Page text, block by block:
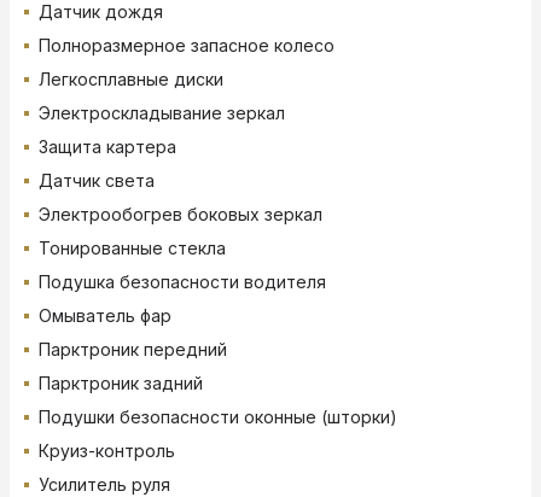
Датчик дождя
Полноразмерное запасное колесо
Легкосплавные диски
Электроскладывание зеркал
Защита картера
Датчик света
Электрообогрев боковых зеркал
Тонированные стекла
Подушка безопасности водителя
Омыватель фар
Парктроник передний
Парктроник задний
Подушки безопасности оконные (шторки)
Круиз-контроль
Усилитель руля